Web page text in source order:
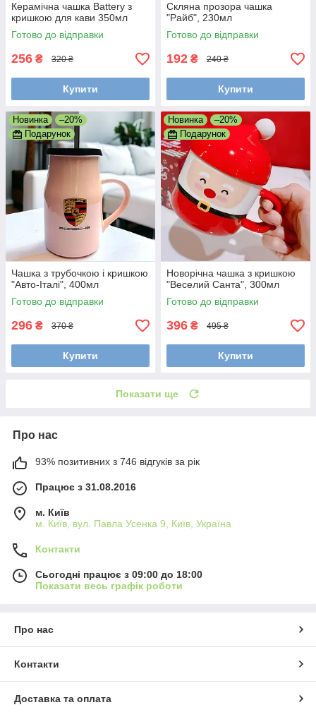
Керамічна чашка Battery з
кришкою для кави 350мл
Готово до відправки
256 ₴ 320 ₴
Купити
Скляна прозора чашка
"Райб", 230мл
Готово до відправки
192 ₴ 240 ₴
Купити
Новинка
–20%
Подарунок
Чашка з трубочкою і кришкою
"Авто-Італі", 400мл
Готово до відправки
296 ₴ 370 ₴
Купити
Новинка
–20%
Подарунок
Новорічна чашка з кришкою
"Веселий Санта", 300мл
Готово до відправки
396 ₴ 495 ₴
Купити
Показати ще
Про нас
93% позитивних з 746 відгуків за рік
Працює з 31.08.2016
м. Київ
м. Київ, вул. Павла Усенка 9, Київ, Україна
Контакти
Сьогодні працює з 09:00 до 18:00
Показати весь графік роботи
Про нас
Контакти
Доставка та оплата